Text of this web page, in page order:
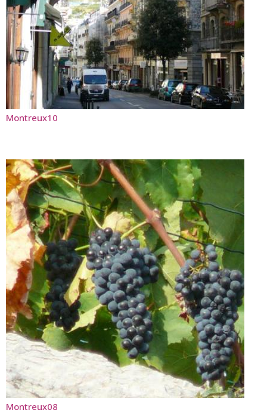
Montreux10
Montreux08